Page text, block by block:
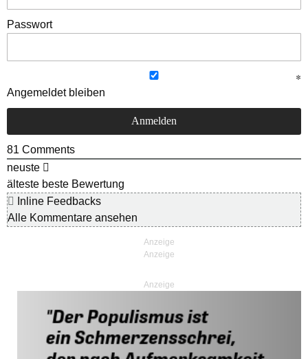
Passwort
Angemeldet bleiben
81 Comments
neuste
älteste beste Bewertung
Inline Feedbacks
Alle Kommentare ansehen
Anzeige